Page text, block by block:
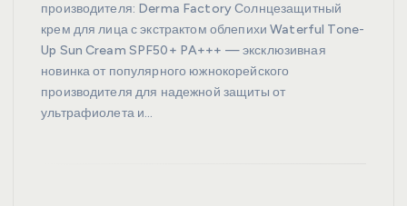
производителя: Derma Factory Солнцезащитный
крем для лица с экстрактом облепихи Waterful Tone-
Up Sun Cream SPF50+ PA+++ — эксклюзивная
новинка от популярного южнокорейского
производителя для надежной защиты от
ультрафиолета и…